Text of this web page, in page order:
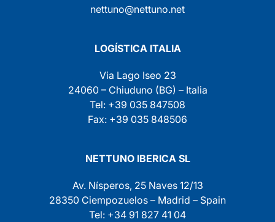
nettuno@nettuno.net
LOGÍSTICA ITALIA
Via Lago Iseo 23
24060 – Chiuduno (BG) – Italia
Tel: +39 035 847508
Fax: +39 035 848506
NETTUNO IBERICA SL
Av. Nísperos, 25 Naves 12/13
28350 Ciempozuelos – Madrid – Spain
Tel: +34 91 827 41 04